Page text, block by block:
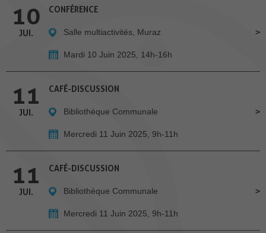
10
JUI.
CONFÉRENCE
Salle multiactivités, Muraz
Mardi 10 Juin 2025, 14h-16h
11
JUI.
CAFÉ-DISCUSSION
Bibliothèque Communale
Mercredi 11 Juin 2025, 9h-11h
11
JUI.
CAFÉ-DISCUSSION
Bibliothèque Communale
Mercredi 11 Juin 2025, 9h-11h